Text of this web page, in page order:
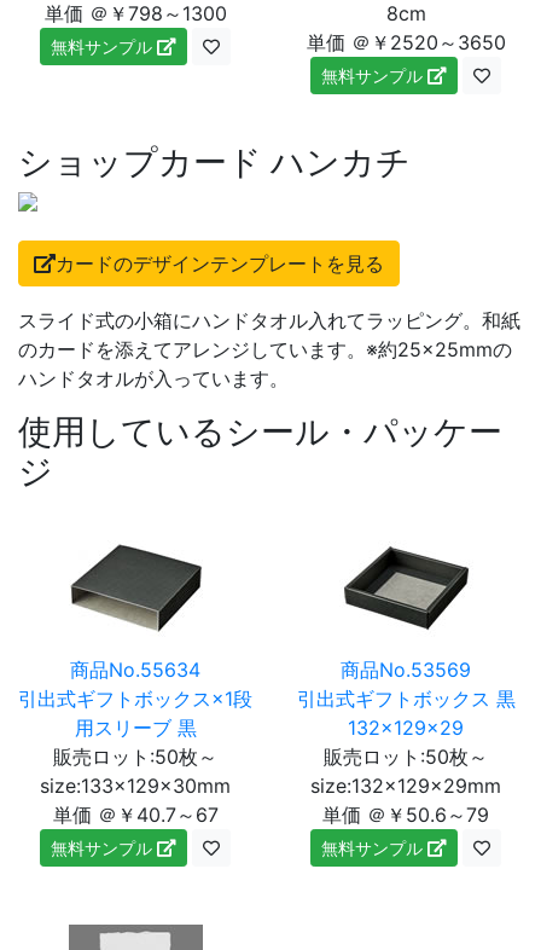
単価 ＠￥798～1300
無料サンプル
8cm
単価 ＠￥2520～3650
無料サンプル
ショップカード ハンカチ
カードのデザインテンプレートを見る
スライド式の小箱にハンドタオル入れてラッピング。和紙
のカードを添えてアレンジしています。※約25×25mmの
ハンドタオルが入っています。
使用しているシール・パッケー
ジ
商品No.55634
引出式ギフトボックス×1段
用スリーブ 黒
販売ロット:50枚～
size:133×129×30mm
単価 ＠￥40.7～67
無料サンプル
商品No.53569
引出式ギフトボックス 黒
132×129×29
販売ロット:50枚～
size:132×129×29mm
単価 ＠￥50.6～79
無料サンプル